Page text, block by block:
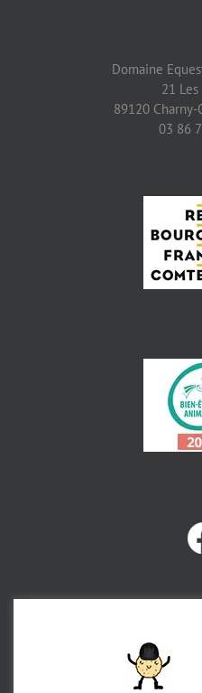
Domaine
21
89120 Charny-
03 86